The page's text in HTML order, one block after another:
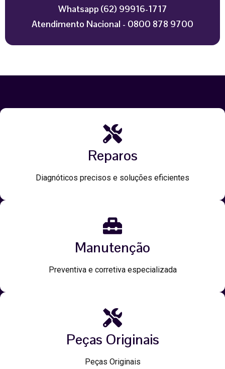
Whatsapp (62) 99916-1717
Atendimento Nacional - 0800 878 9700
Reparos
Diagnóticos precisos e soluções eficientes
Manutenção
Preventiva e corretiva especializada
Peças Originais
Peças Originais